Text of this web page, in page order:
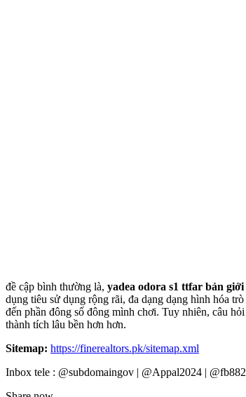
đề cập bình thường là, yadea odora s1 ttfar bản giới
dụng tiêu sử dụng rộng rãi, đa dạng dạng hình hóa
đến phần đông số đông mình chơi. Tuy nhiên, câu
thành tích lâu bền hơn hơn.
Sitemap: https://finerealtors.pk/sitemap.xml
Inbox tele : @subdomaingov | @Appal2024 |